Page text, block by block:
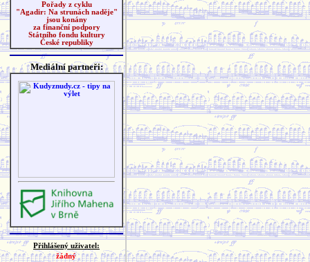
Pořady z cyklu
"Agadir: Na strunách naděje"
jsou konány
za finanční podpory
Státního fondu kultury
České republiky
Mediální partneři:
Přihlášený uživatel:
žádný